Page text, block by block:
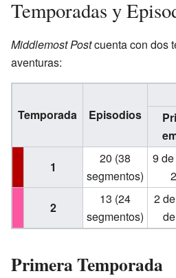
Temporadas y
Middlemost Postcuenta con dos
aventuras:
Temporada Episodios
1
20 (38
segmentos)
9
2
13 (24
segmentos)
2
Primera Temporada